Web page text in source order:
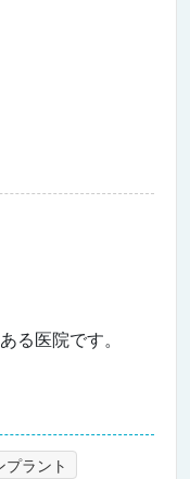
る医院です。
プラント